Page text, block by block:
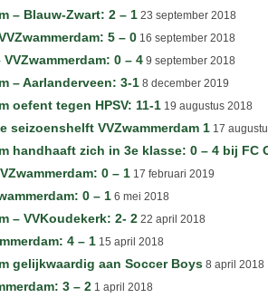
– Blauw-Zwart: 2 – 1 23 september 2018
5 – 0 16 september 2018
0 – 4 9 september 2018
– Aarlanderveen: 3-1 8 december 2019
oefent tegen HPSV: 11-1 19 augustus 2018
seizoenshelft VVZwammerdam 1 17
handhaaft zich in 3e klasse: 0 – 4 bij FC
0 – 1 17 februari 2019
0 – 1 6 mei 2018
– VVKoudekerk: 2- 2 22 april 2018
4 – 1 15 april 2018
gelijkwaardig aan Soccer Boys 8 april 2018
3 – 2 1 april 2018